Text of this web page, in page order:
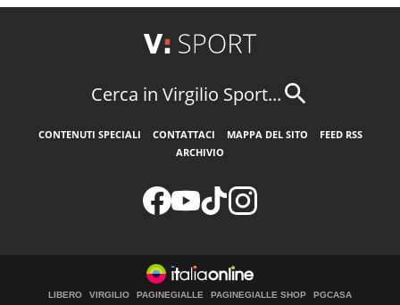
Cerca in Virgilio Sport...
CONTENUTI SPECIALI CONTATTACI MAPPA DEL SITO
FEED RSS
ARCHIVIO
LIBERO VIRGILIO PAGINEGIALLE PAGINEGIALLE SHOP PGCASA